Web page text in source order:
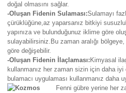
doğal olmasını sağlar.
-Oluşan Fidenin Sulaması:Sulamayı
çürüklüğüne,az yaparsanız bitkiyi
yapınıza ve bulunduğunuz iklime göre
sulayabilirsiniz.Bu zaman aralığı
göre değişebilir.
-Oluşan Fidenin İlaçlaması: Kimyasal
kullanmanız her zaman sizin için daha iyi
bulamacı uygulaması kullanmanız daha
Fenni gübre yerine her